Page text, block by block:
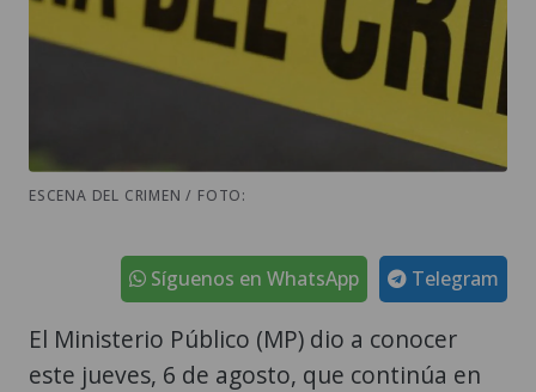
ESCENA DEL CRIMEN / FOTO:
Telegram
Síguenos en WhatsApp
El Ministerio Público (MP) dio a conocer
este jueves, 6 de agosto, que continúa en